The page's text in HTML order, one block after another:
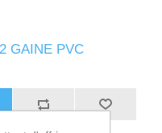
GAINE PVC